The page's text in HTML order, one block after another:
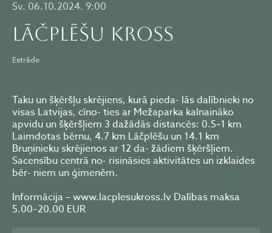
Sv. 06.10.2024. 9:00
LĀČPLĒŠU KROSS
Estrāde
Taku un šķēršļu skrējiens, kurā pieda- lās dalībnieki no
visas Latvijas, cīno- ties ar Mežaparka kalnaināko
apvidu un šķēršļiem 3 dažādās distancēs: 0.5–1 km
Laimdotas bērnu, 4.7 km Lāčplēšu un 14.1 km
Bruņinieku skrējienos ar 12 da- žādiem šķēršļiem.
Sacensību centrā no- risināsies aktivitātes un izklaides
bēr- niem un ģimenēm.
Informācija – www.lacplesukross.lv Dalības maksa
5.00–20.00 EUR